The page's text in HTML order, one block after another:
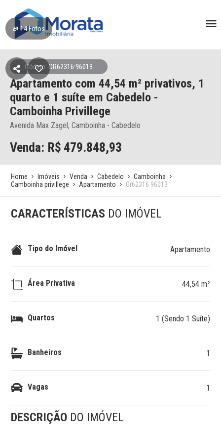
14Fotos
Código: OR62316:96013
Apartamento com 44,54 m² privativos, 1
quarto e 1 suíte em Cabedelo -
Camboinha Privillege
Avenida Max Zagel, Camboinha - Cabedelo
Venda: R$ 479.848,93
Home Imóveis Venda Cabedelo
Camboinha
Camboinha privillege
Apartamento Or62316 96013
CARACTERÍSTICAS DO IMÓVEL
Tipo do Imóvel Apartamento
Área Privativa 44,54 m²
Quartos 1 (Sendo 1 Suíte)
Banheiros 1
Vagas 1
DESCRIÇÃO DO IMÓVEL